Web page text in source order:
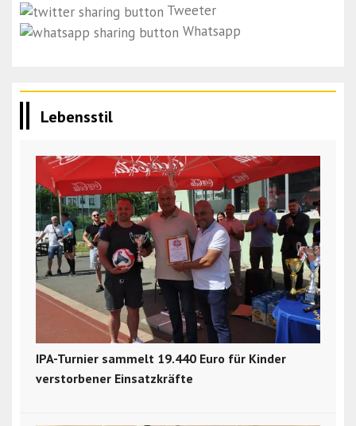
Tweeter
Whatsapp
Lebensstil
IPA-Turnier sammelt 19.440 Euro für Kinder
verstorbener Einsatzkräfte